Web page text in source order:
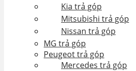
Kia trả góp
Mitsubishi trả góp
Nissan trả góp
MG trả góp
Peugeot trả góp
Mercedes trả góp